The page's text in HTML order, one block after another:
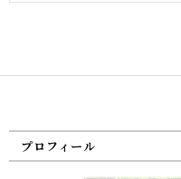
プロフィール